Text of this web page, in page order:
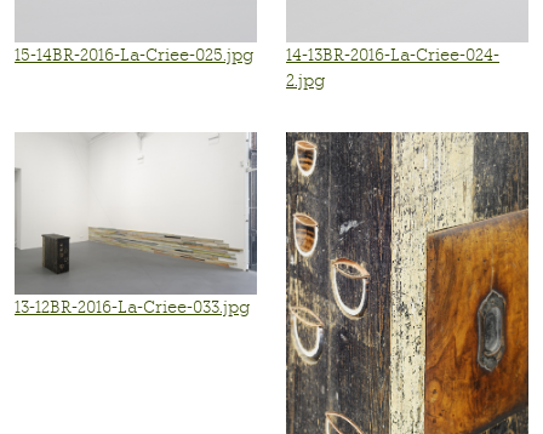
15-14BR-2016-La-Criee-025.jpg
14-13BR-2016-La-Criee-024-
2.jpg
13-12BR-2016-La-Criee-033.jpg